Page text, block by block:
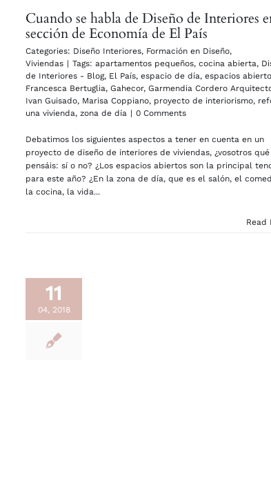
Cuando se habla de Diseño de Interiores
sección de Economía de El País
Categories: Diseño Interiores, Formación en Diseño,
Viviendas | Tags: apartamentos pequeños, cocina abierta,
de Interiores - Blog, El País, espacio de día, espacios
Francesca Bertuglia, Gahecor, Garmendia Cordero
Ivan Guisado, Marisa Coppiano, proyecto de interiorismo,
una vivienda, zona de día | 0 Comments
Debatimos los siguientes aspectos a tener en cuenta en un
proyecto de diseño de interiores de viviendas, ¿vosotros qué
pensáis: sí o no? ¿Los espacios abiertos son la principal
para este año? ¿En la zona de día, que es el salón, el
la cocina, la vida...
Read
11
04, 2018